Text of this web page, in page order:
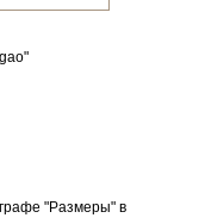
"Размеры" в